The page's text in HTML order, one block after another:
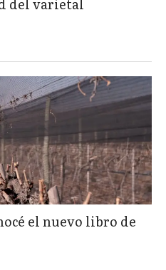
del varietal
el nuevo libro de